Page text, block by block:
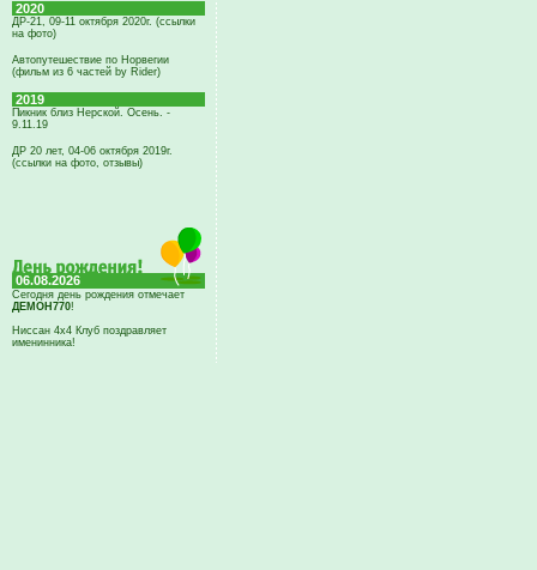
2020
ДР-21, 09-11 октября 2020г. (ссылки
на фото)
Автопутешествие по Норвегии
(фильм из 6 частей by Rider)
2019
Пикник близ Нерской. Осень. -
9.11.19
ДР 20 лет, 04-06 октября 2019г.
(ссылки на фото, отзывы)
06.08.2026
Сегодня день рождения отмечает
ДЕМОН770!
Ниссан 4х4 Клуб поздравляет
именинника!